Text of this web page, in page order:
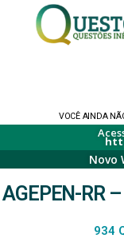
VOCÊ AINDA
Novo
AGEPEN-RR
934